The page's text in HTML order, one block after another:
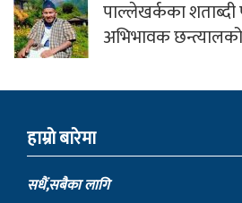
पाल्लेखर्कका शताब्दी
अभिभावक
हाम्राे बारेमा
सधैं,सबैका लागि